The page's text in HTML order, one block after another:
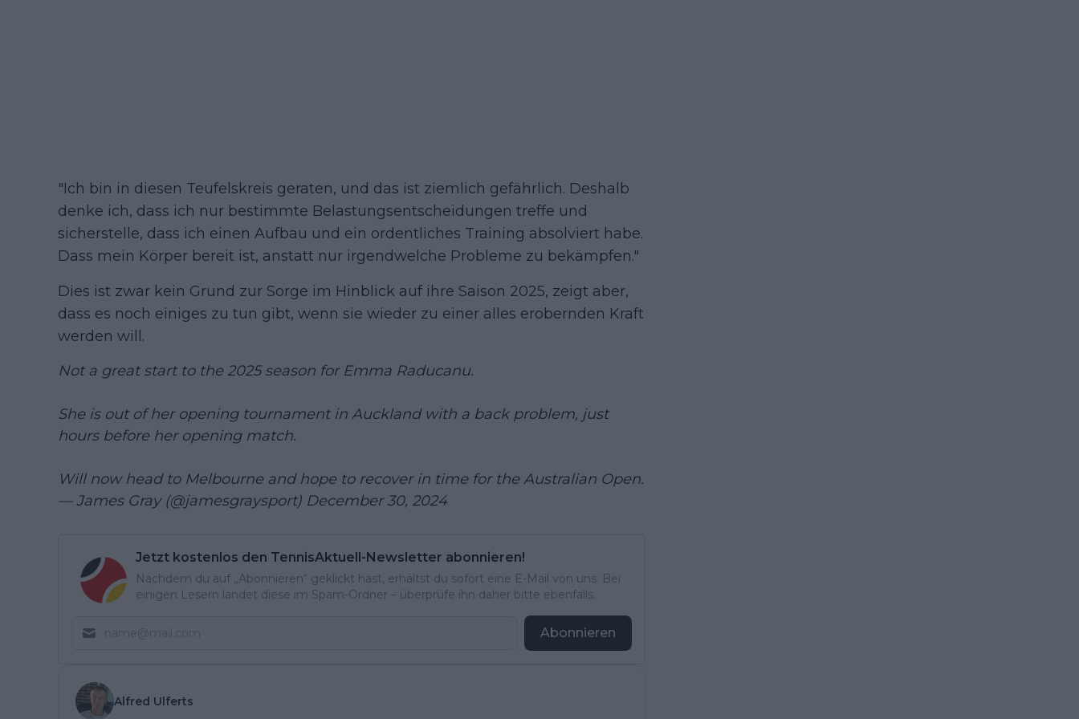
"Ich bin in diesen Teufelskreis geraten, und das ist ziemlich gefährlich. Deshalb
denke ich, dass ich nur bestimmte Belastungsentscheidungen treffe und
sicherstelle, dass ich einen Aufbau und ein ordentliches Training absolviert habe.
Dass mein Körper bereit ist, anstatt nur irgendwelche Probleme zu bekämpfen."
Dies ist zwar kein Grund zur Sorge im Hinblick auf ihre Saison 2025, zeigt aber,
dass es noch einiges zu tun gibt, wenn sie wieder zu einer alles erobernden Kraft
werden will.
Not a great start to the 2025 season for Emma Raducanu.
She is out of her opening tournament in Auckland with a back problem, just
hours before her opening match.
Will now head to Melbourne and hope to recover in time for the Australian Open.
— James Gray (@jamesgraysport) December 30, 2024
Jetzt kostenlos den TennisAktuell-Newsletter abonnieren!
Nachdem du auf „Abonnieren“ geklickt hast, erhältst du sofort eine E-Mail von uns. Bei
einigen Lesern landet diese im Spam-Ordner – überprüfe ihn daher bitte ebenfalls.
Abonnieren
Alfred Ulferts